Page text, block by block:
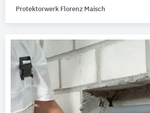
Protektorwerk Florenz Maisch